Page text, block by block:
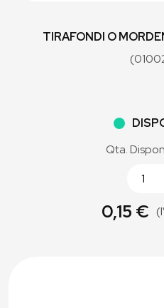
TIRAFONDI O
Qta.
0,15 €